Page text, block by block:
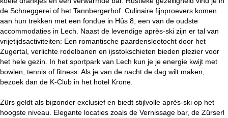
de Schneggerei of het Tannbergerhof. Culinaire fijnproevers komen
aan hun trekken met een fondue in Hûs 8, een van de oudste
accommodaties in Lech. Naast de levendige après-ski zijn er tal van
vrijetijdsactiviteiten: Een romantische paardensleetocht door het
Zugertal, verlichte rodelbanen en ijsstokschieten bieden plezier voor
het hele gezin. In het sportpark van Lech kun je je energie kwijt met
bowlen, tennis of fitness. Als je van de nacht de dag wilt maken,
bezoek dan de K-Club in het hotel Krone.
Zürs geldt als bijzonder exclusief en biedt stijlvolle après-ski op het
hoogste niveau. Elegante locaties zoals de Vernissage bar, de Zürserl